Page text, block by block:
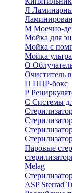
Л
М Моечно-
Мойка для
Мойка с
Мойка
О
Очиститель
П ПЦР-бокс
Р
С Системы
Паровые
Melag
ASP Sterrad